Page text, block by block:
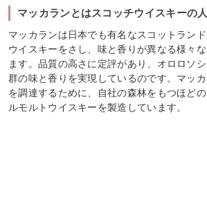
マッカランとはスコッチウイスキーの
マッカランは日本でも有名なスコットラン
ウイスキーをさし、味と香りが異なる様々
ます。品質の高さに定評があり、オロロソ
群の味と香りを実現しているのです。マッ
を調達するために、自社の森林をもつほど
ルモルトウイスキーを製造しています。